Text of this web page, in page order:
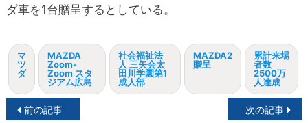
ダ車を1台贈呈するとしている。
マ
ツ
ダ
MAZDA
Zoom-
Zoom スタ
ジアム広島
社会福祉法
人 三矢会太
田川学園第1
成人部
MAZDA2
贈呈
累計来場
者数
2500万
人達成
投前の記事 次の記事